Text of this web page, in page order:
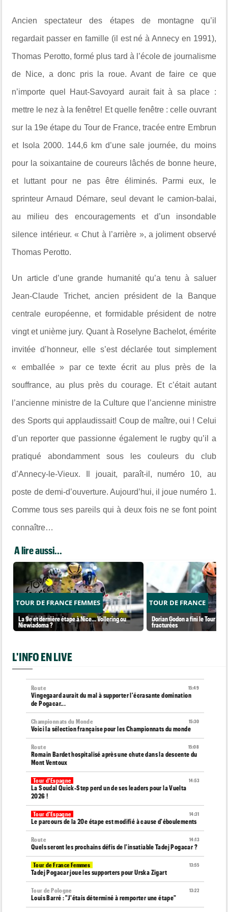
Ancien spectateur des étapes de montagne qu’il
regardait passer en famille (il est né à Annecy en 1991),
Thomas Perotto, formé plus tard à l’école de journalisme
de Nice, a donc pris la roue. Avant de faire ce que
n’importe quel Haut-Savoyard aurait fait à sa place :
mettre le nez à la fenêtre! Et quelle fenêtre : celle ouvrant
sur la 19e étape du Tour de France, tracée entre Embrun
et Isola 2000. 144,6 km d’une sale journée, du moins
pour la soixantaine de coureurs lâchés de bonne heure,
et luttant pour ne pas être éliminés. Parmi eux, le
sprinteur Arnaud Démare, seul devant le camion-balai,
au milieu des encouragements et d’un insondable
silence intérieur. « Chut à l’arrière », a joliment observé
Thomas Perotto.
Un article d’une grande humanité qu’a tenu à saluer
Jean-Claude Trichet, ancien président de la Banque
centrale européenne, et formidable président de notre
vingt et unième jury. Quant à Roselyne Bachelot, émérite
invitée d’honneur, elle s’est déclarée tout simplement
« emballée » par ce texte écrit au plus près de la
souffrance, au plus près du courage. Et c’était autant
l’ancienne ministre de la Culture que l’ancienne ministre
des Sports qui applaudissait! Coup de maître, oui ! Celui
d’un reporter que passionne également le rugby qu’il a
pratiqué abondamment sous les couleurs du club
d’Annecy-le-Vieux. Il jouait, paraît-il, numéro 10, au
poste de demi-d’ouverture. Aujourd’hui, il joue numéro 1.
Comme tous ses pareils qui à deux fois ne se font point
connaître…
A lire aussi...
TOUR DE FRANCE FEMMES
La 9e et dernière étape à Nice... Vollering ou
Niewiadoma ?
TOUR DE FRANCE
Dorian Godon a fini le Tour
fracturées
L'INFO EN LIVE
15:49
Route
Vingegaard aurait du mal à supporter l'écrasante domination
de Pogacar...
15:30
Championnats du Monde
Voici la sélection française pour les Championnats du monde
15:08
Route
Romain Bardet hospitalisé après une chute dans la descente du
Mont Ventoux
14:53
Tour d'Espagne
La Soudal Quick-Step perd un de ses leaders pour la Vuelta
2026 !
14:31
Tour d'Espagne
Le parcours de la 20e étape est modifié à cause d'éboulements
14:13
Route
Quels seront les prochains défis de l'insatiable Tadej Pogacar ?
13:55
Tour de France Femmes
Tadej Pogacar joue les supporters pour Urska Zigart
13:22
Tour de Pologne
Louis Barré : "J'étais déterminé à remporter une étape"